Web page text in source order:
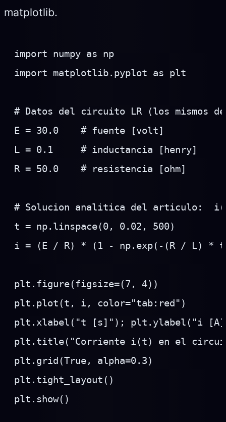
matplotlib.
import numpy as np
import matplotlib.pyplot as plt
# Datos del circuito LR (los mismos
E = 30.0    # fuente [volt]
L = 0.1     # inductancia [henry]
R = 50.0    # resistencia [ohm]
# Solucion analitica del articulo:
t = np.linspace(0, 0.02, 500)
i = (E / R) * (1 - np.exp(-(R / L) *
plt.figure(figsize=(7, 4))
plt.plot(t, i, color="tab:red")
plt.xlabel("t [s]"); plt.ylabel("i
plt.title("Corriente i(t) en el
plt.grid(True, alpha=0.3)
plt.tight_layout()
plt.show()